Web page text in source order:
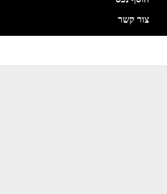
צור קשר